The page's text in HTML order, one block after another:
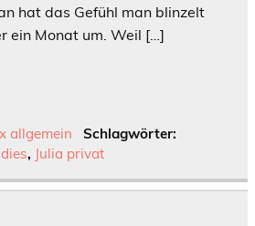
hat das Gefühl man blinzelt
ein Monat um. Weil […]
allgemein
Schlagwörter:
, Julia privat